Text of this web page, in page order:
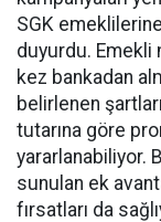
SGK
duyurdu. Emekli
kez bankadan
belirlenen
tutarına göre
yararlanabiliyor.
sunulan ek
fırsatları da